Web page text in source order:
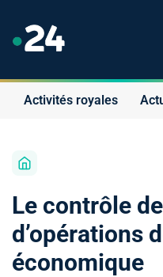
Activités royales
Le contrôle
d’opérations
économique